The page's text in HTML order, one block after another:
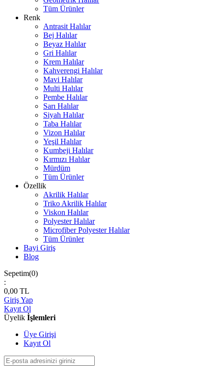
Tüm Ürünler
Renk
Antrasit Halılar
Bej Halılar
Beyaz Halılar
Gri Halılar
Krem Halılar
Kahverengi Halılar
Mavi Halılar
Multi Halılar
Pembe Halılar
Sarı Halılar
Siyah Halılar
Taba Halılar
Vizon Halılar
Yeşil Halılar
Kumbeji Halılar
Kırmızı Halılar
Mürdüm
Tüm Ürünler
Özellik
Akrilik Halılar
Triko Akrilik Halılar
Viskon Halılar
Polyester Halılar
Microfiber Polyester Halılar
Tüm Ürünler
Bayi Giriş
Blog
Sepetim(0)
:
0,00 TL
Giriş Yap
Kayıt Ol
Üyelik İşlemleri
Üye Girişi
Kayıt Ol